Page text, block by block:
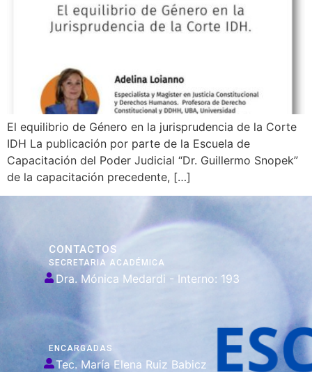
El equilibrio de Género en la jurisprudencia de la Corte
IDH La publicación por parte de la Escuela de
Capacitación del Poder Judicial “Dr. Guillermo Snopek”
de la capacitación precedente, […]
CONTACTOS
SECRETARIA ACADÉMICA
Dra. Mónica Medardi - Interno: 193
ENCARGADAS
Tec. María Elena Ruiz Babicz